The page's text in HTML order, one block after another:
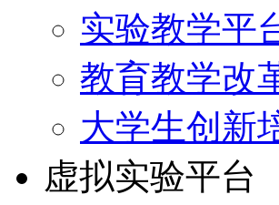
实验教学平
教育教学改
大学生创新
虚拟实验平台